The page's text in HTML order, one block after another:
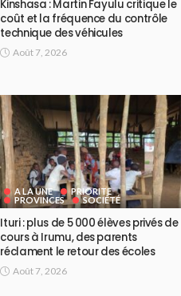
Kinshasa : Martin Fayulu critique le
coût et la fréquence du contrôle
technique des véhicules
Août 7, 2026
A LA UNE
PRIORITE
PROVINCES
SOCIÉTÉ
Ituri : plus de 5 000 élèves privés de
cours à Irumu, des parents
réclament le retour des écoles
Août 7, 2026